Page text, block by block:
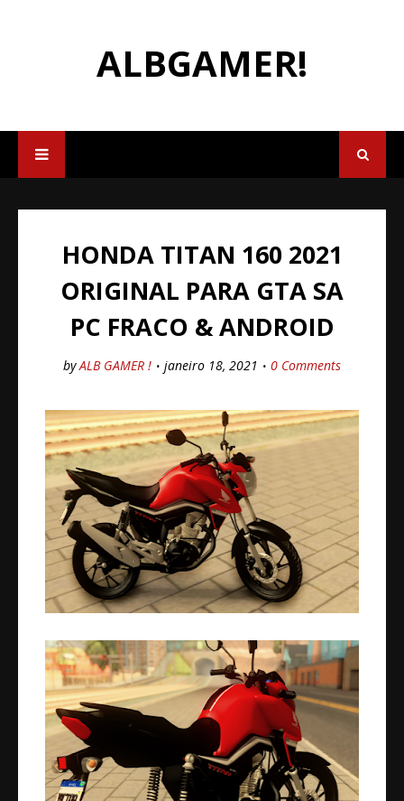
ALBGAMER!
HONDA TITAN 160 2021
ORIGINAL PARA GTA SA
PC FRACO & ANDROID
by ALB GAMER ! janeiro 18, 2021 0 Comments